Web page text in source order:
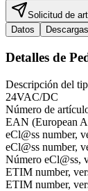
Solicitud de
Datos
Descargas
Detalles de
Descripción del
24VAC/DC
Número de
EAN (European
eCl@ss number,
eCl@ss number,
Número eCl@ss,
ETIM number,
ETIM number,